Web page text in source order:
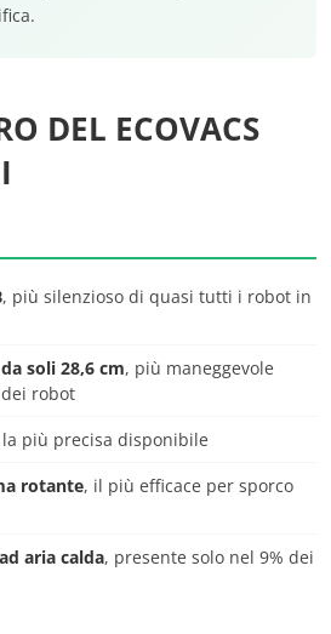
DEL ECOVACS
, più silenzioso di quasi tutti i robot in
soli 28,6 cm, più maneggevole
robot
la più precisa disponibile
rotante, il più efficace per sporco
aria calda, presente solo nel 9% dei